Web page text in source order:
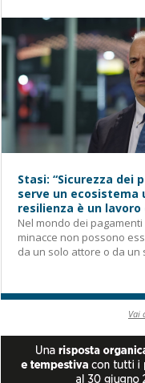
Stasi: “Sicurezza dei
serve un ecosistema
resilienza è un lavoro
Nel mondo dei pagamenti
minacce non possono
da un solo attore o da un
Vai